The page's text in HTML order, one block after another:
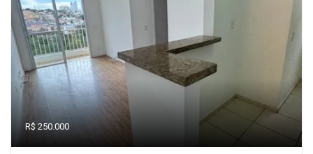
R$ 250.000